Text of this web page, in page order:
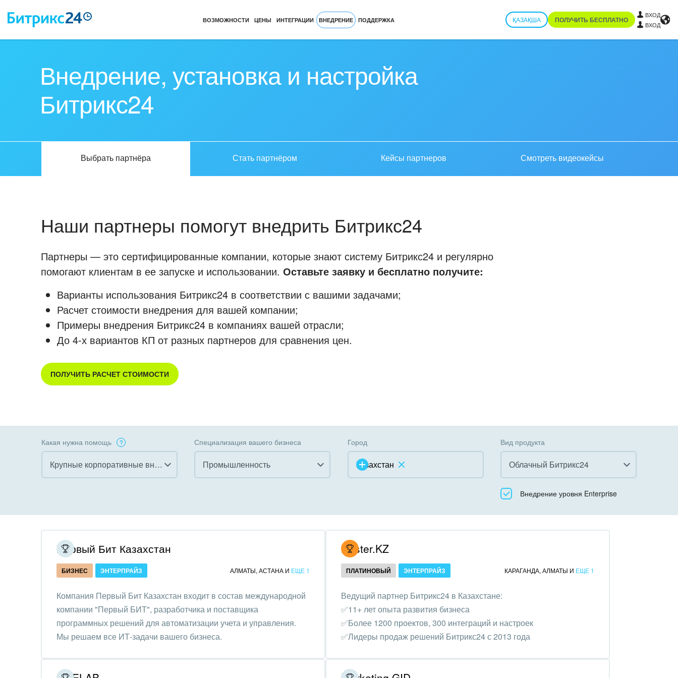
ВОЗМОЖНОСТИ ЦЕНЫ ИНТЕГРАЦИИ ВНЕДРЕНИЕ ПОДДЕРЖКА ҚАЗАҚША ПОЛУЧИТЬ БЕСПЛАТНО
ВХОД
ВХОД
Внедрение, установка и настройка
Битрикс24
Выбрать партнёра Стать партнёром Кейсы партнеров Смотреть видеокейсы
Наши партнеры помогут внедрить Битрикс24
Партнеры — это сертифицированные компании, которые знают систему Битрикс24 и регулярно
помогают клиентам в ее запуске и использовании. Оставьте заявку и бесплатно получите:
Варианты использования Битрикс24 в соответствии с вашими задачами;
Расчет стоимости внедрения для вашей компании;
Примеры внедрения Битрикс24 в компаниях вашей отрасли;
До 4-х вариантов КП от разных партнеров для сравнения цен.
ПОЛУЧИТЬ РАСЧЕТ СТОИМОСТИ
Какая нужна помощь
Крупные корпоративные внедрения
Внедрение КЭДО
Интеграция с 1С
Организация задач и
Внедрение Бизнес-
процессов
администрирование
Специализация вашего бизнеса
Промышленность
Коммунальные услуги, ЖКХ
организации,
Благотворительность
Недвижимость, риэлтерские
Город
Казахстан
Вид продукта
Облачный Битрикс24
Все
Коробочная версия
Внедрение уровня Enterprise
Первый Бит Казахстан
БИЗНЕС ЭНТЕРПРАЙЗ АЛМАТЫ, АСТАНА И ЕЩЕ 1
Компания Первый Бит Казахстан входит в состав международной
компании "Первый БИТ", разработчика и поставщика
программных решений для автоматизации учета и управления.
Мы решаем все ИТ-задачи вашего бизнеса.
Hoster.KZ
ПЛАТИНОВЫЙ ЭНТЕРПРАЙЗ КАРАГАНДА, АЛМАТЫ И ЕЩЕ 1
Ведущий партнер Битрикс24 в Казахстане:
✅11+ лет опыта развития бизнеса
✅Более 1200 проектов, 300 интеграций и настроек
✅Лидеры продаж решений Битрикс24 с 2013 года